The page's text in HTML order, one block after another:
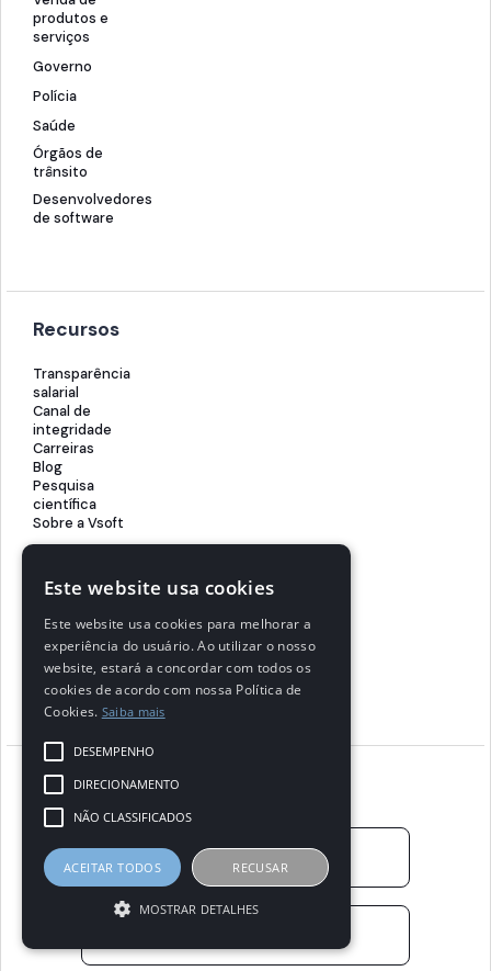
produtos e
serviços
Governo
Polícia
Saúde
Órgãos de
trânsito
Desenvolvedores
de software
Recursos
Transparência
salarial
Canal de
integridade
Carreiras
Blog
Pesquisa
científica
Sobre a Vsoft
Certfy
SuperPrático
Contato
Ouvidoria
Suporte
Acompanhe
Este website usa cookies
Este website usa cookies para melhorar a
experiência do usuário. Ao utilizar o nosso
website, estará a concordar com todos os
cookies de acordo com nossa Política de
Cookies. Saiba mais
DESEMPENHO
DIRECIONAMENTO
NÃO CLASSIFICADOS
ACEITAR TODOS RECUSAR
MOSTRAR DETALHES